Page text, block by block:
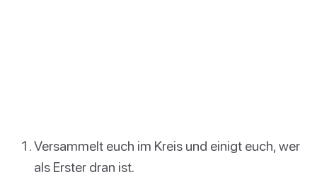
Versammelt euch im Kreis und einigt euch, wer
als Erster dran ist.